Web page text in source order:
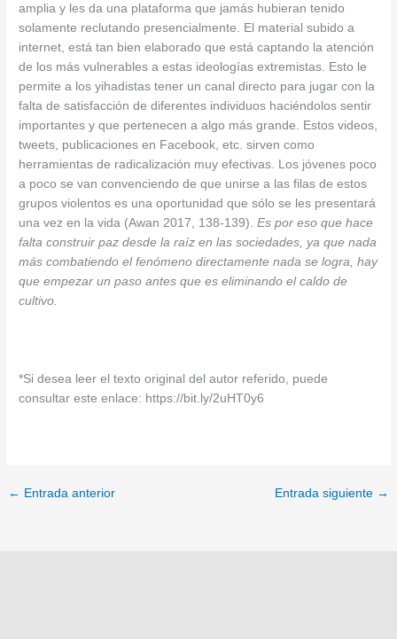
amplia y les da una plataforma que jamás hubieran tenido
solamente reclutando presencialmente. El material subido a
internet, está tan bien elaborado que está captando la atención
de los más vulnerables a estas ideologías extremistas. Esto le
permite a los yihadistas tener un canal directo para jugar con la
falta de satisfacción de diferentes individuos haciéndolos sentir
importantes y que pertenecen a algo más grande. Estos videos,
tweets, publicaciones en Facebook, etc. sirven como
herramientas de radicalización muy efectivas. Los jóvenes poco
a poco se van convenciendo de que unirse a las filas de estos
grupos violentos es una oportunidad que sólo se les presentará
una vez en la vida (Awan 2017, 138-139).Es por eso que hace
falta construir paz desde la raíz en las sociedades, ya que nada
más combatiendo el fenómeno directamente nada se logra, hay
que empezar un paso antes que es eliminando el caldo de
cultivo.
*Si desea leer el texto original del autor referido, puede
consultar este enlace: https://bit.ly/2uHT0y6
← Entrada anterior Entrada siguiente →